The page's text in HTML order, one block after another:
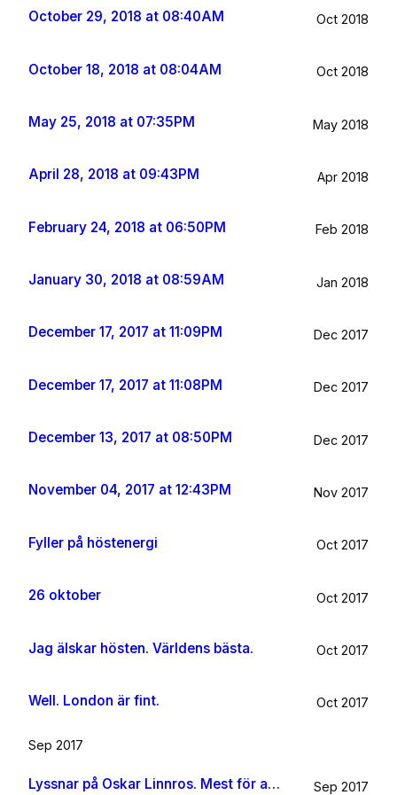
October 29, 2018 at 08:40AM Oct 2018
October 18, 2018 at 08:04AM Oct 2018
May 25, 2018 at 07:35PM May 2018
April 28, 2018 at 09:43PM Apr 2018
February 24, 2018 at 06:50PM Feb 2018
January 30, 2018 at 08:59AM Jan 2018
December 17, 2017 at 11:09PM Dec 2017
December 17, 2017 at 11:08PM Dec 2017
December 13, 2017 at 08:50PM Dec 2017
November 04, 2017 at 12:43PM Nov 2017
Fyller på höstenergi Oct 2017
26 oktober Oct 2017
Jag älskar hösten. Världens bästa. Oct 2017
Well. London är fint. Oct 2017
Sep 2017
Lyssnar på Oskar Linnros. Mest för att det känns rätt. Oavsett. Sep 2017